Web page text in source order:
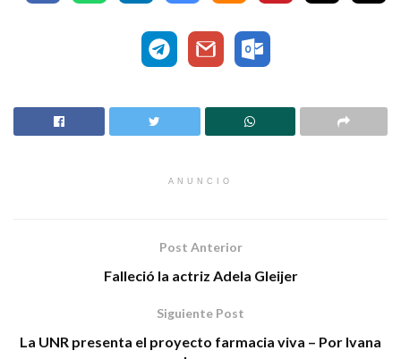
ANUNCIO
Post Anterior
Falleció la actriz Adela Gleijer
Siguiente Post
La UNR presenta el proyecto farmacia viva – Por Ivana